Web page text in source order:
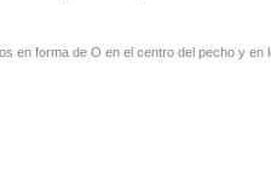
en forma de O en el centro del pecho y